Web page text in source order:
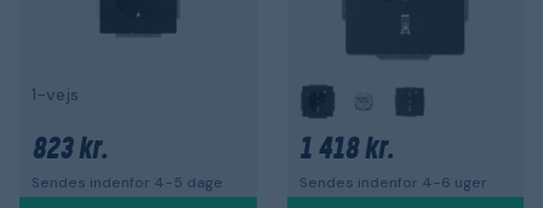
1-vejs
823 kr.
Sendes indenfor 4-5 dage
1 418 kr.
Sendes indenfor 4-6 uger